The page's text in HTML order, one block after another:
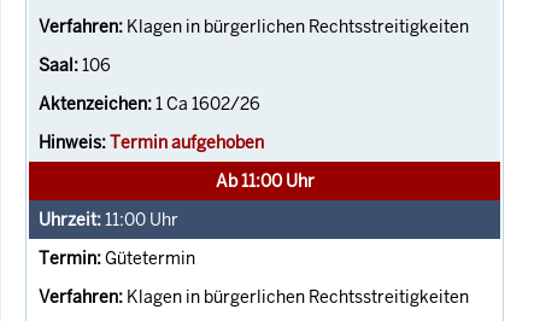
Klagen in bürgerlichen Rechtsstreitigkeiten
106
1 Ca 1602/26
Termin aufgehoben
Ab 11:00 Uhr
11:00 Uhr
Gütetermin
Klagen in bürgerlichen Rechtsstreitigkeiten